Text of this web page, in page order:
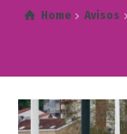
Home Avisos